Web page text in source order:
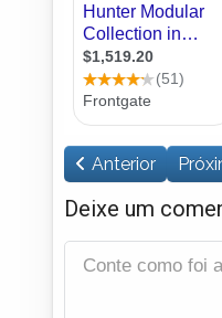
Anterior
Deixe um